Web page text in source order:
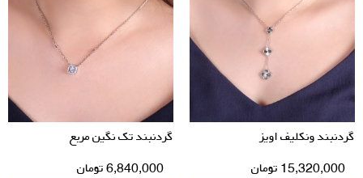
گردنبند ونکلیف اویز
15,320,000 تومان
گردنبند تک نگین مربع
6,840,000تومان